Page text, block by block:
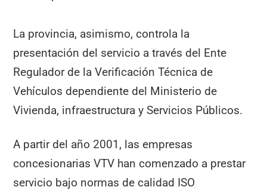
La provincia, asimismo, controla la
presentación del servicio a través del Ente
Regulador de la Verificación Técnica de
Vehículos dependiente del Ministerio de
Vivienda, infraestructura y Servicios Públicos.
A partir del año 2001, las empresas
concesionarias VTV han comenzado a prestar
servicio bajo normas de calidad ISO